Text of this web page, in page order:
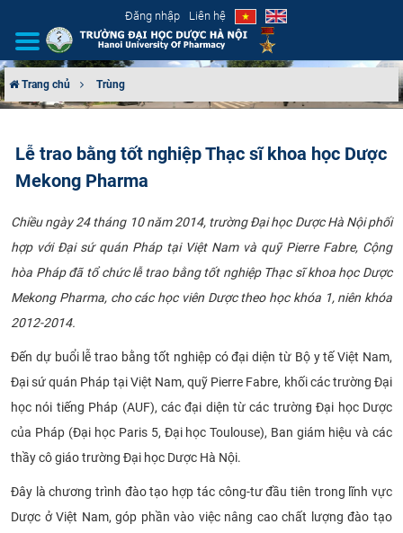
Đăng nhập Liên hệ
CƠ CẤU TỔ CHỨC
ĐÀO TẠO
ĐẢM BẢO CHẤT LƯỢNG
HTQT
CỰU NGƯỜI HỌC
Trang chủ Trùng
Lễ trao bằng tốt nghiệp Thạc sĩ khoa học Dược
Mekong Pharma
Chiều ngày 24 tháng 10 năm 2014, trường Đại học Dược Hà Nội phối
hợp với Đại sứ quán Pháp tại Việt Nam và quỹ Pierre Fabre, Cộng
hòa Pháp đã tổ chức lễ trao bằng tốt nghiệp Thạc sĩ khoa học Dược
Mekong Pharma, cho các học viên Dược theo học khóa 1, niên khóa
2012-2014. ​
Đến dự buổi lễ trao bằng tốt nghiệp có đại diện từ Bộ y tế Việt Nam,
Đại sứ quán Pháp tại Việt Nam, quỹ Pierre Fabre, khối các trường Đại
học nói tiếng Pháp (AUF), các đại diện từ các trường Đại học Dược
của Pháp (Đại học Paris 5, Đại học Toulouse), Ban giám hiệu và các
thầy cô giáo trường Đại học Dược Hà Nội.
Đây là chương trình đào tạo hợp tác công-tư đầu tiên trong lĩnh vực
Dược ở Việt Nam, góp phần vào việc nâng cao chất lượng đào tạo